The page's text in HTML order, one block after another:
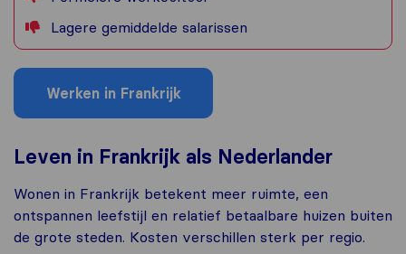
Lagere gemiddelde salarissen
Werken in Frankrijk
Leven in Frankrijk als Nederlander
Wonen in Frankrijk betekent meer ruimte, een
ontspannen leefstijl en relatief betaalbare huizen buiten
de grote steden. Kosten verschillen sterk per regio.